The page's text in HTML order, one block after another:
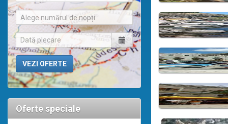
Alege numărul de nopți
Oferte speciale